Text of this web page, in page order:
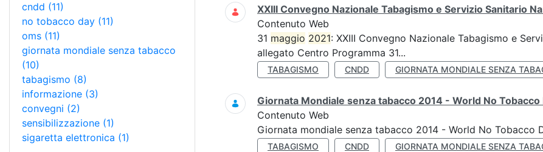
cndd (11)
no tobacco day (11)
oms (11)
giornata mondiale senza tabacco
(10)
tabagismo (8)
informazione (3)
convegni (2)
sensibilizzazione (1)
sigaretta elettronica (1)
XXIII Convegno Nazionale Tabagismo e Servizio Sanitario
Contenuto Web
31 maggio 2021: XXIII Convegno Nazionale Tabagismo e
allegato Centro Programma 31...
TABAGISMO CNDD GIORNATA MONDIALE SENZA
Giornata Mondiale senza tabacco 2014 - World No Tobacco
Contenuto Web
Giornata mondiale senza tabacco 2014 - World No Tobacco
TABAGISMO CNDD GIORNATA MONDIALE SENZA